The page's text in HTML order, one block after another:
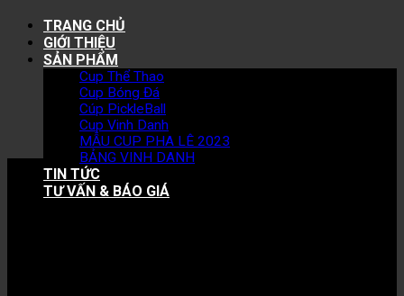
TRANG CHỦ
GIỚI THIỆU
SẢN PHẨM
Cup Thể Thao
Cup Bóng Đá
Cúp PickleBall
Cup Vinh Danh
MẪU CUP PHA LÊ 2023
BẢNG VINH DANH
TIN TỨC
TƯ VẤN & BÁO GIÁ